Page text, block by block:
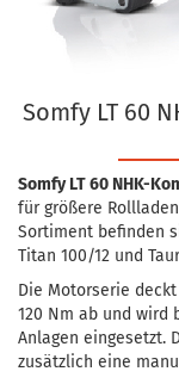
Somfy LT 60
Somfy LT 60 NHK-
für größere
Sortiment befinden
Titan 100/12 und
Die Motorserie
120 Nm ab und wird
Anlagen eingesetzt.
zusätzlich eine